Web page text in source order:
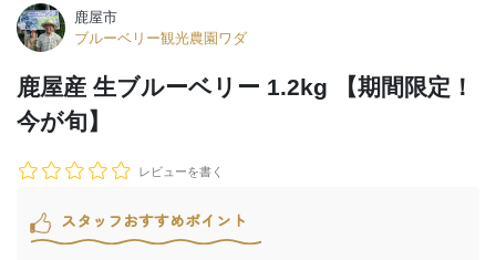
鹿屋市
ブルーベリー観光農園ワダ
鹿屋産 生ブルーベリー 1.2kg 【期間限定！
今が旬】
レビューを書く
スタッフおすすめポイント